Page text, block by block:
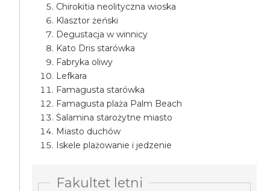
Chirokitia neolityczna wioska
Klasztor żeński
Degustacja w winnicy
Kato Dris starówka
Fabryka oliwy
Lefkara
Famagusta starówka
Famagusta plaża Palm Beach
Salamina starożytne miasto
Miasto duchów
Iskele plażowanie i jedzenie
Fakultet letni